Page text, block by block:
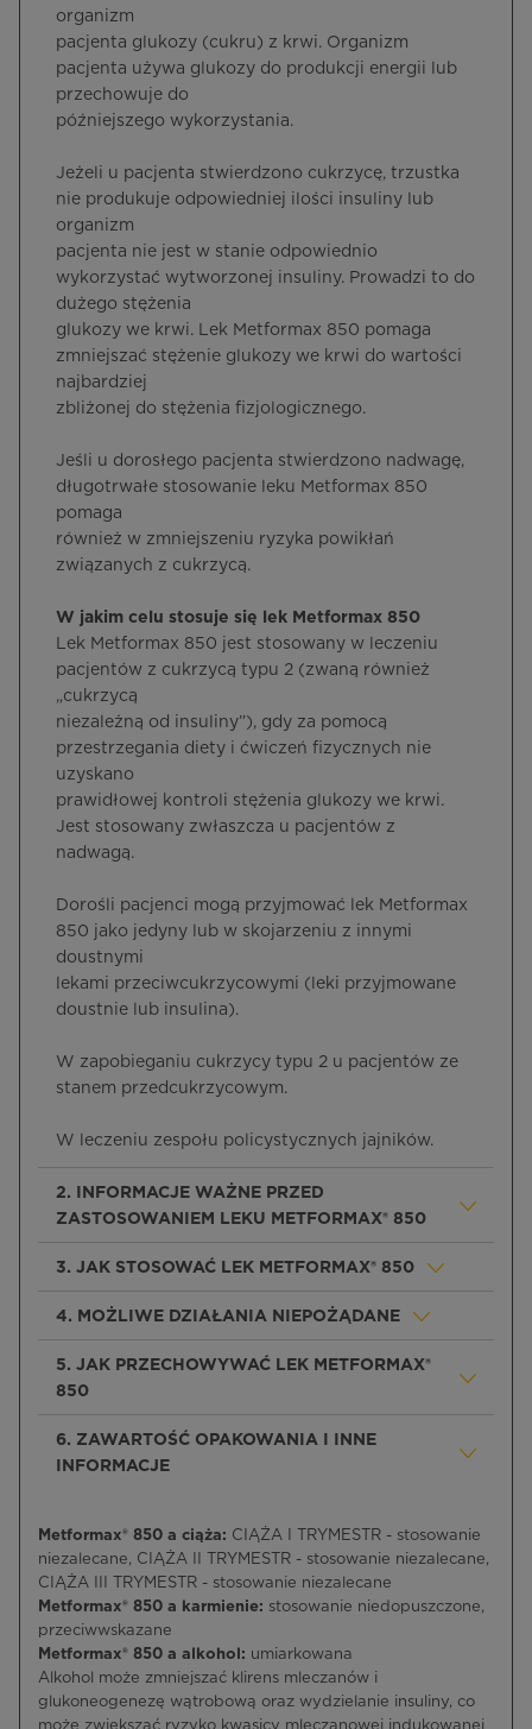
organizm
pacjenta glukozy (cukru) z krwi. Organizm
pacjenta używa glukozy do produkcji energii lub
przechowuje do
późniejszego wykorzystania.
Jeżeli u pacjenta stwierdzono cukrzycę, trzustka
nie produkuje odpowiedniej ilości insuliny lub
organizm
pacjenta nie jest w stanie odpowiednio
wykorzystać wytworzonej insuliny. Prowadzi to do
dużego stężenia
glukozy we krwi. Lek Metformax 850 pomaga
zmniejszać stężenie glukozy we krwi do wartości
najbardziej
zbliżonej do stężenia fizjologicznego.
Jeśli u dorosłego pacjenta stwierdzono nadwagę,
długotrwałe stosowanie leku Metformax 850
pomaga
również w zmniejszeniu ryzyka powikłań
związanych z cukrzycą.
W jakim celu stosuje się lek Metformax 850
Lek Metformax 850 jest stosowany w leczeniu
pacjentów z cukrzycą typu 2 (zwaną również
„cukrzycą
niezależną od insuliny”), gdy za pomocą
przestrzegania diety i ćwiczeń fizycznych nie
uzyskano
prawidłowej kontroli stężenia glukozy we krwi.
Jest stosowany zwłaszcza u pacjentów z
nadwagą.
Dorośli pacjenci mogą przyjmować lek Metformax
850 jako jedyny lub w skojarzeniu z innymi
doustnymi
lekami przeciwcukrzycowymi (leki przyjmowane
doustnie lub insulina).
W zapobieganiu cukrzycy typu 2 u pacjentów ze
stanem przedcukrzycowym.
W leczeniu zespołu policystycznych jajników.
2. INFORMACJE WAŻNE PRZED
ZASTOSOWANIEM LEKU METFORMAX® 850
3. JAK STOSOWAĆ LEK METFORMAX® 850
4. MOŻLIWE DZIAŁANIA NIEPOŻĄDANE
5. JAK PRZECHOWYWAĆ LEK METFORMAX®
850
6. ZAWARTOŚĆ OPAKOWANIA I INNE
INFORMACJE
Metformax® 850 a ciąża: CIĄŻA I TRYMESTR - stosowanie
niezalecane, CIĄŻA II TRYMESTR - stosowanie niezalecane,
CIĄŻA III TRYMESTR - stosowanie niezalecane
Metformax® 850 a karmienie: stosowanie niedopuszczone,
przeciwwskazane
Metformax® 850 a alkohol: umiarkowana
Alkohol może zmniejszać klirens mleczanów i
glukoneogenezę wątrobową oraz wydzielanie insuliny, co